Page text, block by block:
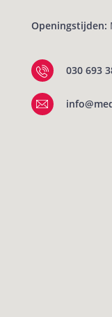
Openingstijden:
030 693